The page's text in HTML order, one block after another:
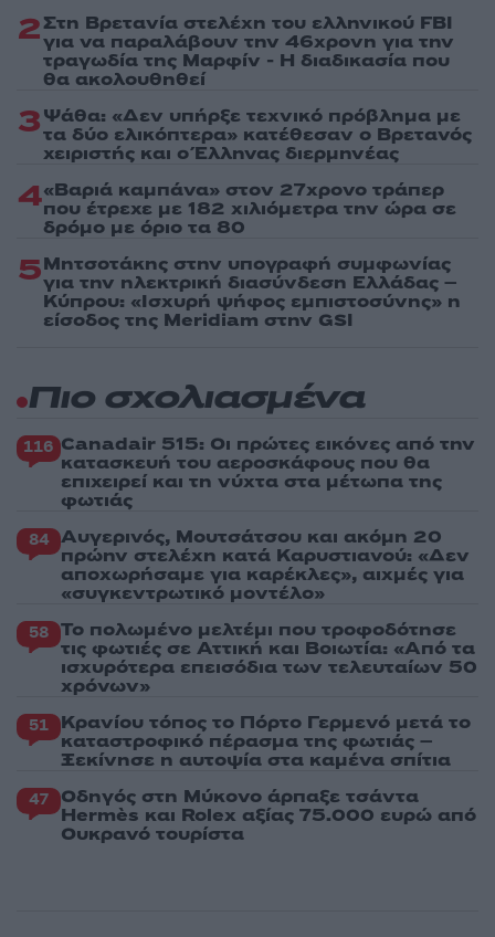
2Στη Βρετανία στελέχη του ελληνικού FBI
για να παραλάβουν την 46χρονη για την
τραγωδία της Μαρφίν - Η διαδικασία που
θα ακολουθηθεί
3Ψάθα: «Δεν υπήρξε τεχνικό πρόβλημα με
τα δύο ελικόπτερα» κατέθεσαν ο Βρετανός
χειριστής και ο Έλληνας διερμηνέας
4«Βαριά καμπάνα» στον 27χρονο τράπερ
που έτρεχε με 182 χιλιόμετρα την ώρα σε
δρόμο με όριο τα 80
5Μητσοτάκης στην υπογραφή συμφωνίας
για την ηλεκτρική διασύνδεση Ελλάδας –
Κύπρου: «Ισχυρή ψήφος εμπιστοσύνης» η
είσοδος της Meridiam στην GSI
Πιο σχολιασμένα
116 Canadair 515: Οι πρώτες εικόνες από την
κατασκευή του αεροσκάφους που θα
επιχειρεί και τη νύχτα στα μέτωπα της
φωτιάς
84 Αυγερινός, Μουτσάτσου και ακόμη 20
πρώην στελέχη κατά Καρυστιανού: «Δεν
αποχωρήσαμε για καρέκλες», αιχμές για
«συγκεντρωτικό μοντέλο»
58 Το πολωμένο μελτέμι που τροφοδότησε
τις φωτιές σε Αττική και Βοιωτία: «Από τα
ισχυρότερα επεισόδια των τελευταίων 50
χρόνων»
51 Κρανίου τόπος το Πόρτο Γερμενό μετά το
καταστροφικό πέρασμα της φωτιάς –
Ξεκίνησε η αυτοψία στα καμένα σπίτια
47 Οδηγός στη Μύκονο άρπαξε τσάντα
Hermès και Rolex αξίας 75.000 ευρώ από
Ουκρανό τουρίστα